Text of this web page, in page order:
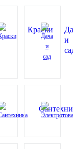
Краски
и